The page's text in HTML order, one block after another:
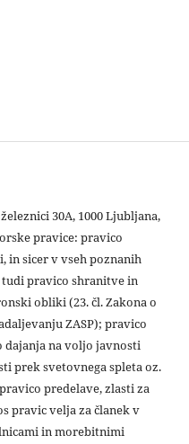
30A, 1000 Ljubljana,
pravice: pravico
in sicer v vseh poznanih
pravico shranitve in
obliki (23. čl. Zakona o
ZASP); pravico
dajanja na voljo javnosti
prek svetovnega spleta oz.
predelave, zlasti za
pravic velja za članek v
in morebitnimi